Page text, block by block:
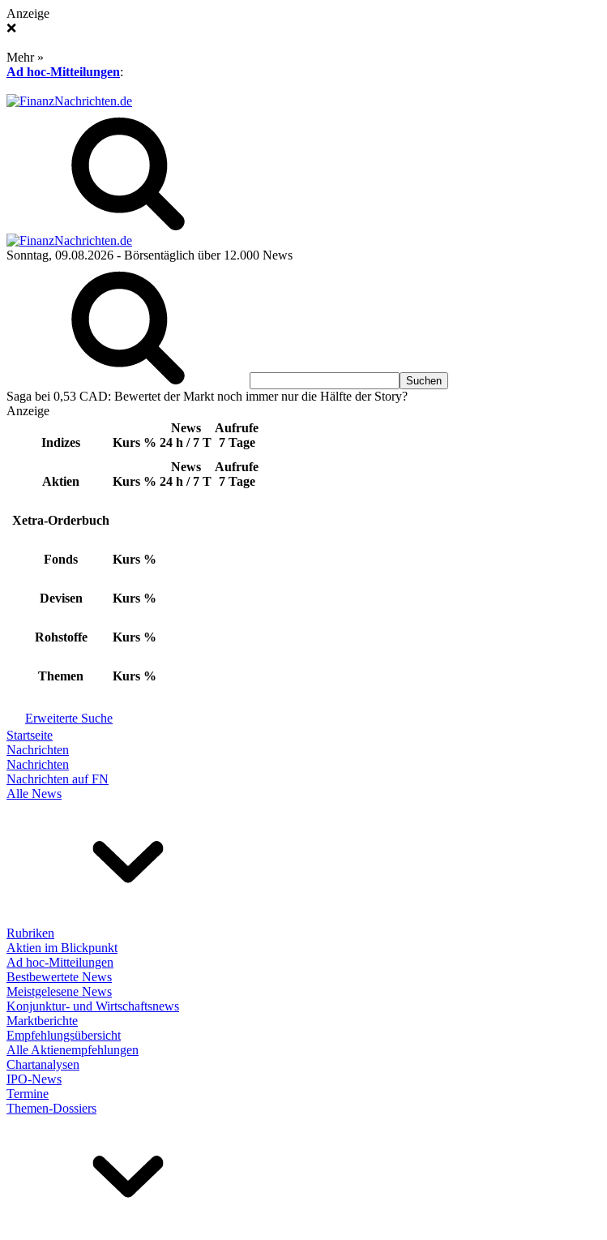
Anzeige
❌
Mehr »
Ad hoc-Mitteilungen:
Sonntag, 09.08.2026 - Börsentäglich über 12.000 News
Saga bei 0,53 CAD: Bewertet der Markt noch immer nur die Hälfte der Story?
Anzeige
Indizes Kurs %
News
24 h / 7 T
Aufrufe
7 Tage
Aktien Kurs %
News
24 h / 7 T
Aufrufe
7 Tage
Xetra-Orderbuch
Fonds Kurs %
Devisen Kurs %
Rohstoffe Kurs %
Themen Kurs %
Erweiterte Suche
Startseite
Nachrichten
Nachrichten
Nachrichten auf FN
Alle News
Rubriken
Aktien im Blickpunkt
Ad hoc-Mitteilungen
Bestbewertete News
Meistgelesene News
Konjunktur- und Wirtschaftsnews
Marktberichte
Empfehlungsübersicht
Alle Aktienempfehlungen
Chartanalysen
IPO-News
Termine
Themen-Dossiers